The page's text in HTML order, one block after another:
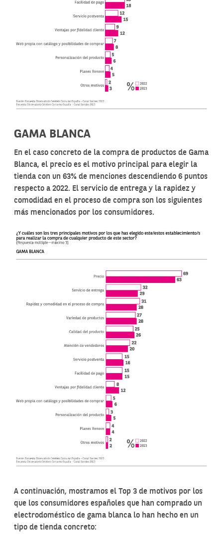
GAMA BLANCA
En el caso concreto de la compra de productos de Gama
Blanca, el precio es el motivo principal para elegir la
tienda con un 63% de menciones descendiendo 6 puntos
respecto a 2022. El servicio de entrega y la rapidez y
comodidad en el proceso de compra son los siguientes
más mencionados por los consumidores.
A continuación, mostramos el Top 3 de motivos por los
que los consumidores españoles que han comprado un
electrodoméstico de gama blanca lo han hecho en un
tipo de tienda concreto: